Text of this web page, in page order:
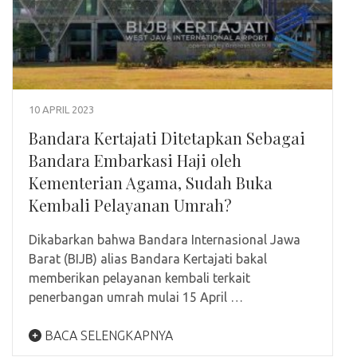
10 APRIL 2023
Bandara Kertajati Ditetapkan Sebagai
Bandara Embarkasi Haji oleh
Kementerian Agama, Sudah Buka
Kembali Pelayanan Umrah?
Dikabarkan bahwa Bandara Internasional Jawa
Barat (BIJB) alias Bandara Kertajati bakal
memberikan pelayanan kembali terkait
penerbangan umrah mulai 15 April …
BACA SELENGKAPNYA